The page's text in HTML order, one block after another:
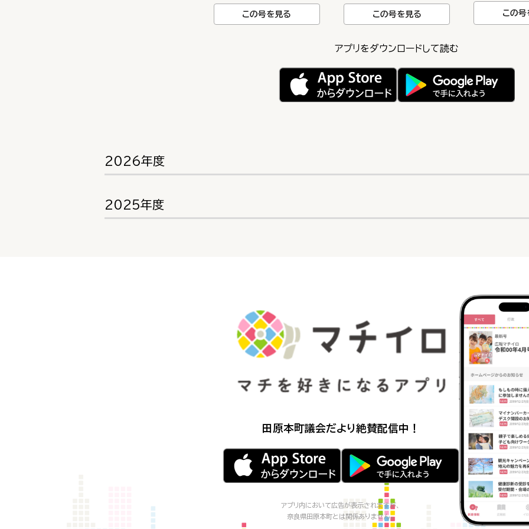
この号を見る この号を見る この号
アプリをダウンロードして読む
2026年度
2025年度
田原本町議会だより絶賛配信中！
アプリ内において広告が表示されますが、
奈良県田原本町とは関係ありません。